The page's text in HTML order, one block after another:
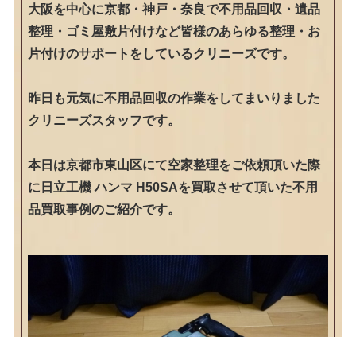
大阪を中心に京都・神戸・奈良で不用品回収・遺品
整理・ゴミ屋敷片付けなど皆様のあらゆる整理・お
片付けのサポートをしているクリニーズです。
昨日も元気に不用品回収の作業をしてまいりました
クリニーズスタッフです。
本日は京都市東山区にて空家整理をご依頼頂いた際
に日立工機 ハンマ H50SAを買取させて頂いた不用
品買取事例のご紹介です。